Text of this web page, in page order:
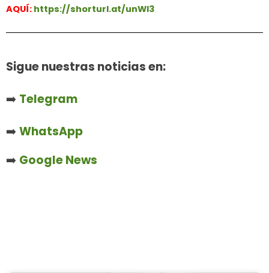
AQUÍ: https://shorturl.at/unWl3
Sigue nuestras noticias en:
➡️ Telegram
➡️WhatsApp
➡️ Google News